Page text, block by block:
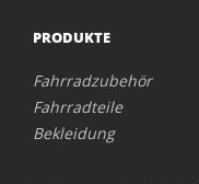
PRODUKTE
Fahrradzubehör
Fahrradteile
Bekleidung